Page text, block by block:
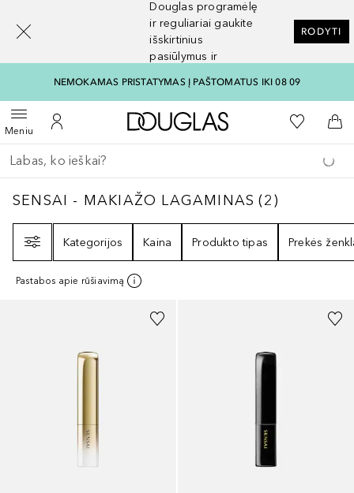
Douglas programėlę
ir reguliariai gaukite
išskirtinius
pasiūlymus ir
RODYTI
NEMOKAMAS PRISTATYMAS Į PAŠTOMATUS IKI 08 09
MeniuAtidaryti meniuĮ mano paskyrą
Į Douglas pagrindinį
Į mano
Į
Grįžk atgal
Vykdykite paiešką
SENSAI - MAKIAŽO LAGAMINAS2
SENSAI - MAKIAŽO LAGAMINAS (2)
Kategorijos
Kaina Produkto tipas Prekės
Pastabos apie rūšiavimą
[navigation.slideout.screenreader]